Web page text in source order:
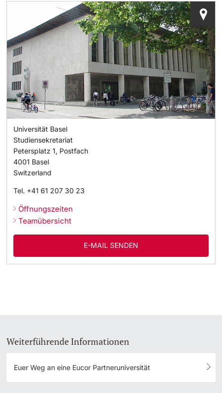
Universität Basel
Studiensekretariat
Petersplatz 1, Postfach
4001 Basel
Switzerland
Tel. +41 61 207 30 23
Öffnungszeiten
Teamübersicht
E-MAIL SENDEN
Weiterführende Informationen
Euer Weg an eine Eucor Partneruniversität